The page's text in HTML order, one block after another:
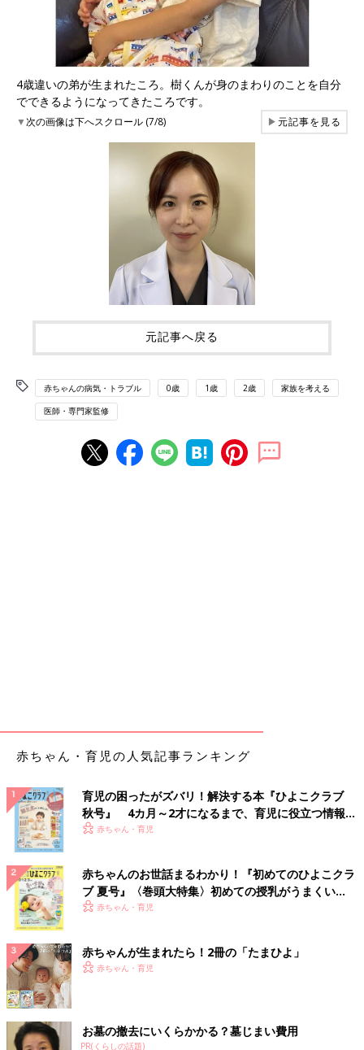
4歳違いの弟が生まれたころ。樹くんが身のまわりのことを自分
でできるようになってきたころです。
▼次の画像は下へスクロール (7/8) ▶元記事を見る
元記事へ戻る
赤ちゃんの病気・トラブル 0歳 1歳 2歳 家族を考える
医師・専門家監修
赤ちゃん・育児の人気記事ランキング
育児の困ったがズバリ！解決する本『ひよこクラブ
秋号』 4カ月～2才になるまで、育児に役立つ情報が
いっぱい！
赤ちゃん・育児
赤ちゃんのお世話まるわかり！『初めてのひよこクラ
ブ 夏号』〈巻頭大特集〉初めての授乳がうまくい
く！ おっぱい・ミルクの基本と夏のトラブル 解決テ
赤ちゃん・育児
赤ちゃんが生まれたら！2冊の「たまひよ」
赤ちゃん・育児
お墓の撤去にいくらかかる？墓じまい費用
PR(くらしの話題)